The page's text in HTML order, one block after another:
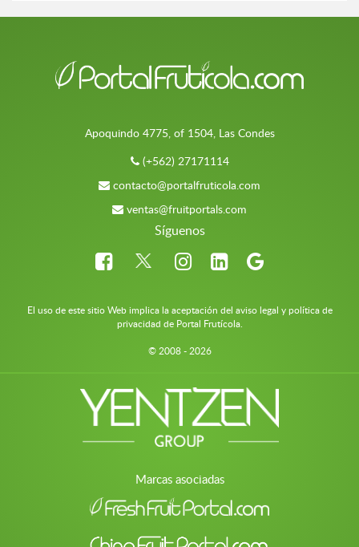
Apoquindo 4775, of 1504, Las Condes
(+562) 27171114
contacto@portalfruticola.com
ventas@fruitportals.com
Síguenos
El uso de este sitio Web implica la aceptación del aviso legal y política de
privacidad de Portal Frutícola.
© 2008 - 2026
Marcas asociadas